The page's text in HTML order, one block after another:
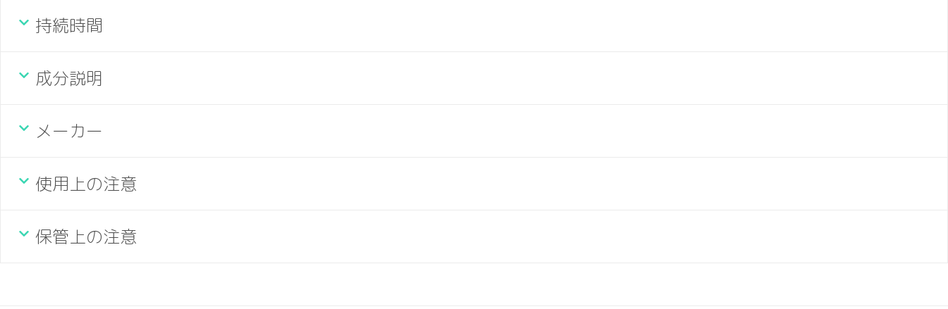
持続時間
成分説明
メーカー
使用上の注意
保管上の注意